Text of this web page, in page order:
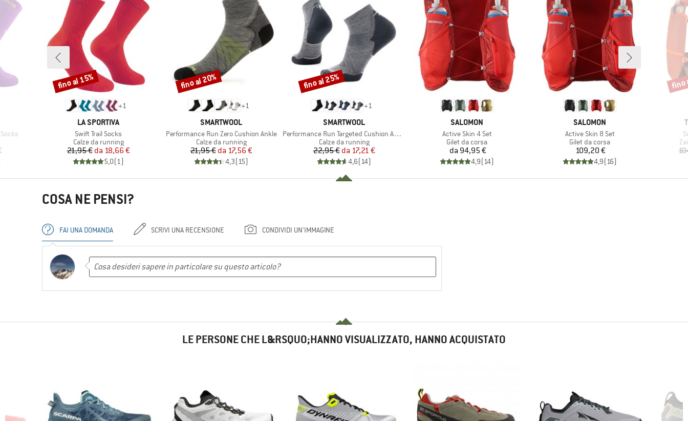
+1
MARCHIO
LA SPORTIVA
Articolo
Swift Trail Socks
Gruppo di prodotti
Calze da running
Prezzo
21,95 € Prezzo ridotto
da 18,66 €
5,0(1)
Sconto
fino al 15%
+1
MARCHIO
SMARTWOOL
Articolo
Performance Run Zero Cushion Ankle
Gruppo di prodotti
Calze da running
Prezzo
21,95 € Prezzo ridotto
da 17,56 €
4,3(15)
Sconto
fino al 20%
+1
MARCHIO
SMARTWOOL
Articolo
Performance Run Targeted Cushion Ankle
Gruppo di prodotti
Calze da running
Prezzo
22,95 € Prezzo ridotto
da 17,21 €
4,6(14)
Sconto
fino al 25%
MARCHIO
SALOMON
Articolo
Active Skin 4 Set
Gruppo di prodotti
Gilet da corsa
Prezzo
da 94,95 €
4,9(14)
MARCHIO
SALOMON
Articolo
Active Skin 8 Set
Gruppo di prodotti
Gilet da corsa
Prezzo
109,20 €
4,9(16)
fino
COSA NE PENSI?
FAI UNA DOMANDA SCRIVI UNA RECENSIONE CONDIVIDI UN'IMMAGINE
LE PERSONE CHE L&RSQUO;HANNO VISUALIZZATO, HANNO ACQUISTATO